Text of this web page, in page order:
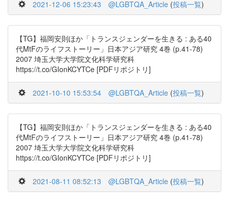
2021-12-06 15:23:43 @LGBTQA_Article (投稿一覧)
【TG】福岡安則ほか「トランスジェンダーを生きる : ある40
代MtFのライフストーリー」日本アジア研究 4巻 (p.41-78)
2007 埼玉大学大学院文化科学研究科
https://t.co/GIonKCYTCe [PDFリポジトリ]
2021-10-10 15:53:54 @LGBTQA_Article (投稿一覧)
【TG】福岡安則ほか「トランスジェンダーを生きる : ある40
代MtFのライフストーリー」日本アジア研究 4巻 (p.41-78)
2007 埼玉大学大学院文化科学研究科
https://t.co/GIonKCYTCe [PDFリポジトリ]
2021-08-11 08:52:13 @LGBTQA_Article (投稿一覧)